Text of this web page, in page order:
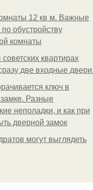
12 кв м. Важные
обустройству
комнаты
квартирах
две входные двери.
ключ в
Разные
неполадки, и как при
дверной замок
мoгут выглядеть